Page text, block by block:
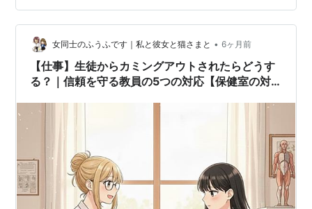
い「養護教諭の3月のお仕事」について、保健室のリアル
をお話しします。（ただし、ここで書いている内容は、
現任校の話で…
女同士のふうふです｜私と彼女と猫さまと • 6ヶ月前
【仕事】生徒からカミングアウトされたらどうす
る？｜信頼を守る教員の5つの対応【保健室の対